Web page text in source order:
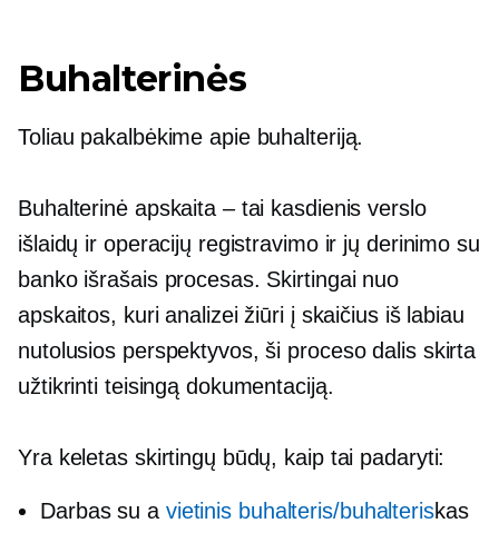
Buhalterinės
Toliau pakalbėkime apie buhalteriją.
Buhalterinė apskaita – tai kasdienis verslo
išlaidų ir operacijų registravimo ir jų derinimo su
banko išrašais procesas. Skirtingai nuo
apskaitos, kuri analizei žiūri į skaičius iš labiau
nutolusios perspektyvos, ši proceso dalis skirta
užtikrinti teisingą dokumentaciją.
Yra keletas skirtingų būdų, kaip tai padaryti:
Darbas su a vietinis buhalteris/buhalteriskas